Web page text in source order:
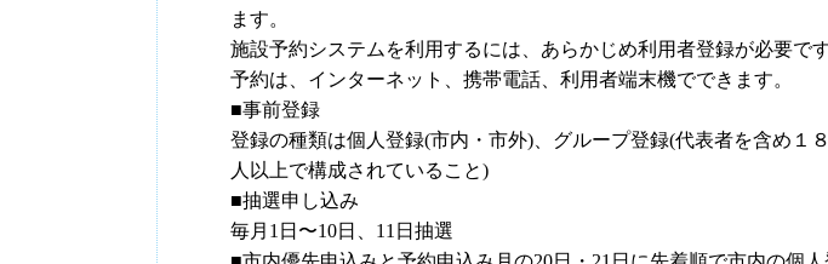
ます。
施設予約システムを利用するには、あらかじめ利用者登録が必要です
予約は、インターネット、携帯電話、利用者端末機でできます。
■事前登録
登録の種類は個人登録(市内・市外)、グループ登録(代表者を含め１
人以上で構成されていること)
■抽選申し込み
毎月1日〜10日、11日抽選